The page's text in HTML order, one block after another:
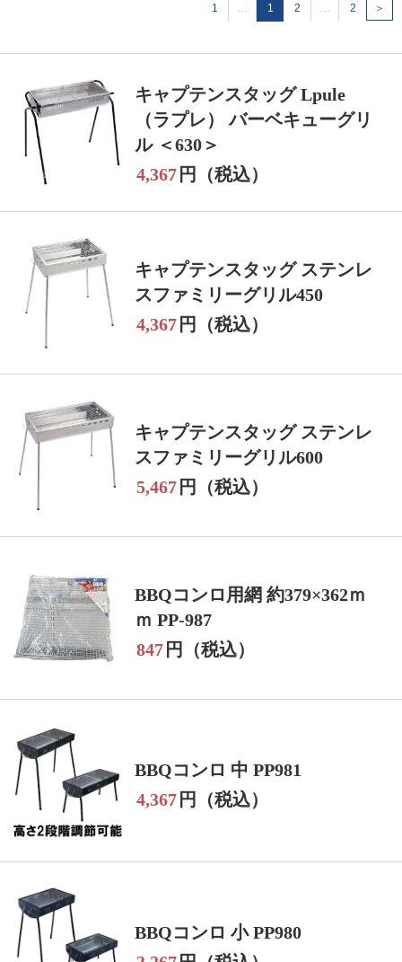
1 … 1 2 … 2 ＞
キャプテンスタッグ Lpule
（ラプレ） バーベキューグリ
ル ＜630＞
4,367 円（税込）
キャプテンスタッグ ステンレ
スファミリーグリル450
4,367 円（税込）
キャプテンスタッグ ステンレ
スファミリーグリル600
5,467 円（税込）
BBQコンロ用網 約379×362ｍ
ｍ PP-987
847 円（税込）
BBQコンロ 中 PP981
4,367 円（税込）
BBQコンロ 小 PP980